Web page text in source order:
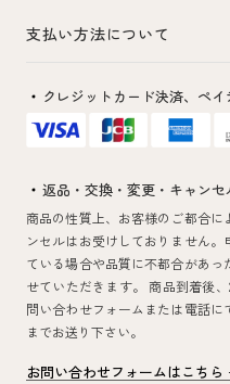
支払い方法について
クレジットカード決済、 ペイ
返品・交換・変更・キャンセ
商品の性質上、お客様のご都合に
ンセルはお受けしておりません
ている場合や品質に不都合があ
せていただきます。 商品到着後
問い合わせフォームまたは電話
までお送り下さい。
お問い合わせフォームはこち